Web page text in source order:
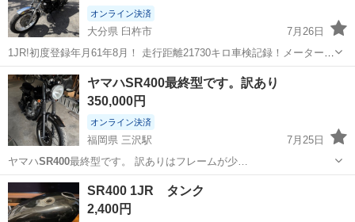
オンライン決済
大分県 臼杵市
7月26日
1JR!初度登録年月61年8月！ 走行距離21730キロ車検記録！メーター交
換してます。 マフラー今、スパトラ、ノーマル、キャプトン有りま
す。 車検切れてます。R8年7月5日で！ エンジンかかります。 その他
問い合わせ下さい...
大分 臼杵市
ヤマハSR400最終型です。訳あり
350,000円
オンライン決済
福岡県 三沢駅
7月25日
ヤマハSR400最終型です。 訳ありはフレームが少…
福岡 小郡市 ヤマハ
SR400 1JR タンク
2,400円